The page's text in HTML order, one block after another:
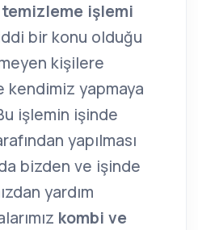
işlemi
bir konu olduğu
kişilere
kendimiz yapmaya
işlemin işinde
yapılması
bizden ve işinde
yardım
kombi ve